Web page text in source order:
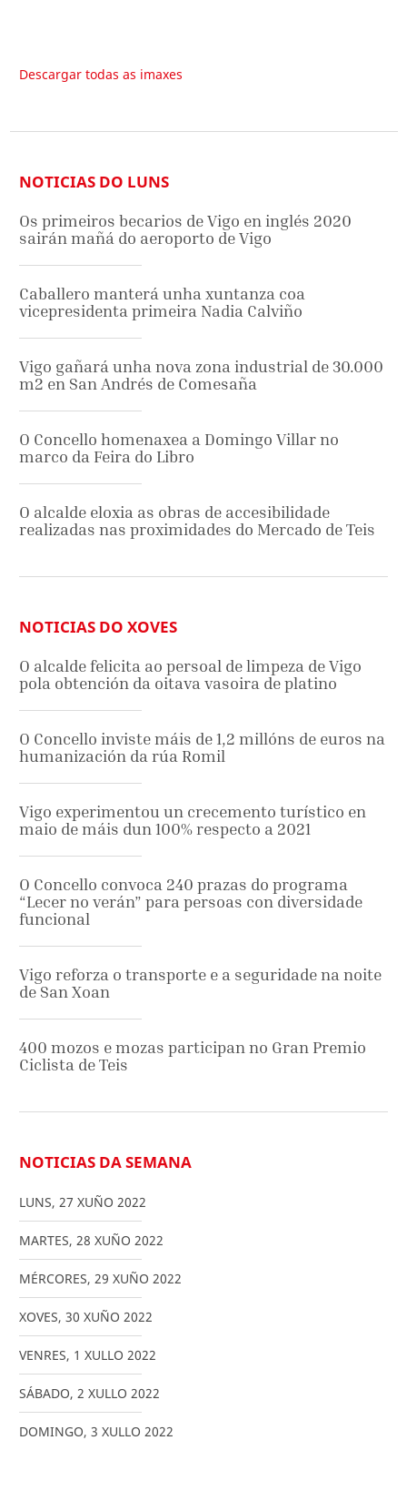
Descargar todas as imaxes
NOTICIAS DO LUNS
Os primeiros becarios de Vigo en inglés 2020
sairán mañá do aeroporto de Vigo
Caballero manterá unha xuntanza coa
vicepresidenta primeira Nadia Calviño
Vigo gañará unha nova zona industrial de 30.000
m2 en San Andrés de Comesaña
O Concello homenaxea a Domingo Villar no
marco da Feira do Libro
O alcalde eloxia as obras de accesibilidade
realizadas nas proximidades do Mercado de Teis
NOTICIAS DO XOVES
O alcalde felicita ao persoal de limpeza de Vigo
pola obtención da oitava vasoira de platino
O Concello inviste máis de 1,2 millóns de euros na
humanización da rúa Romil
Vigo experimentou un crecemento turístico en
maio de máis dun 100% respecto a 2021
O Concello convoca 240 prazas do programa
“Lecer no verán” para persoas con diversidade
funcional
Vigo reforza o transporte e a seguridade na noite
de San Xoan
400 mozos e mozas participan no Gran Premio
Ciclista de Teis
NOTICIAS DA SEMANA
LUNS, 27 XUÑO 2022
MARTES, 28 XUÑO 2022
MÉRCORES, 29 XUÑO 2022
XOVES, 30 XUÑO 2022
VENRES, 1 XULLO 2022
SÁBADO, 2 XULLO 2022
DOMINGO, 3 XULLO 2022